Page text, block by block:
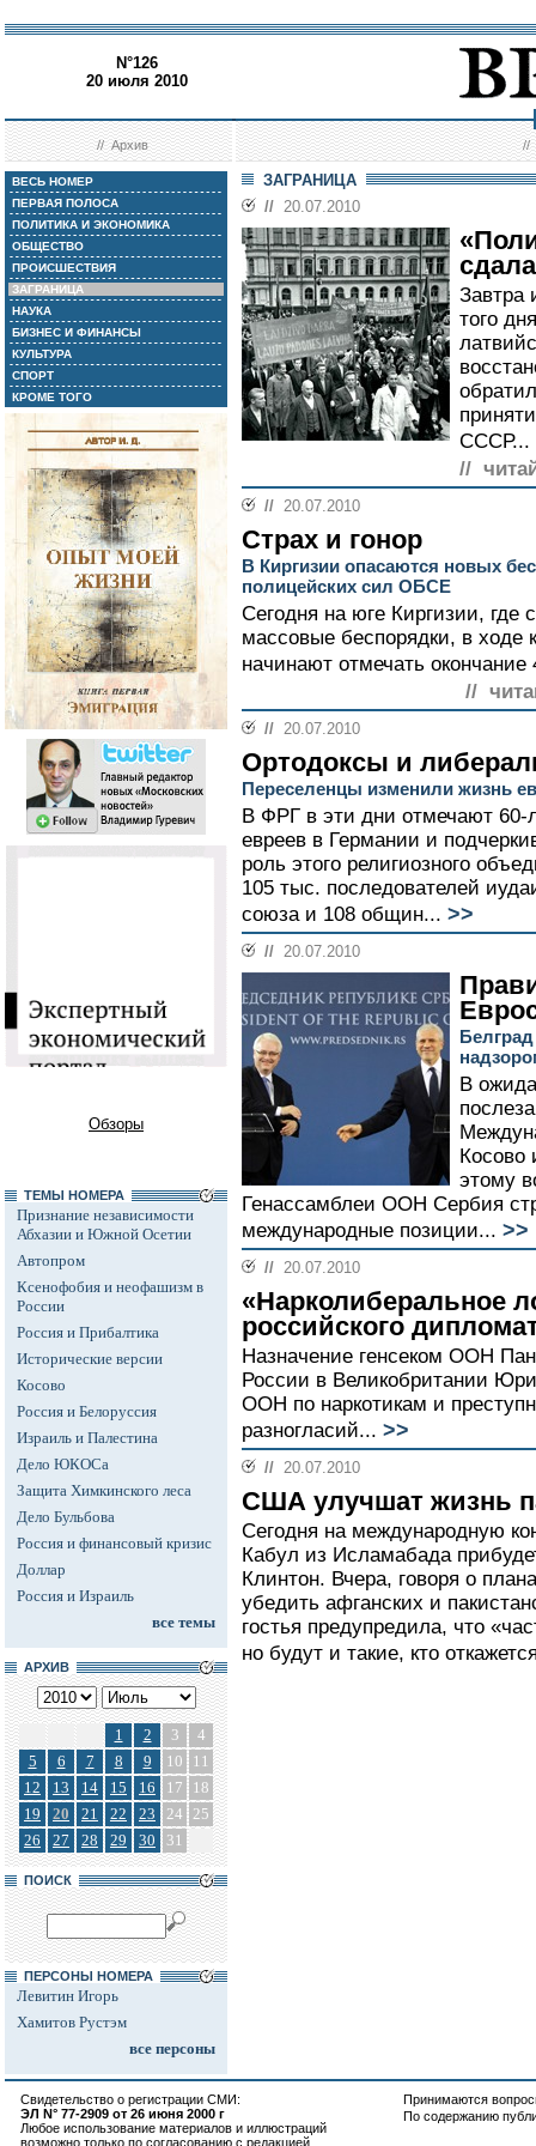
N°126
20 июля 2010
//Архив //
ВЕСЬ НОМЕР
ПЕРВАЯ ПОЛОСА
ПОЛИТИКА И ЭКОНОМИКА
ОБЩЕСТВО
ПРОИСШЕСТВИЯ
ЗАГРАНИЦА
НАУКА
БИЗНЕС И ФИНАНСЫ
КУЛЬТУРА
СПОРТ
КРОМЕ ТОГО
Обзоры
ТЕМЫ НОМЕРА
Признание независимости
Абхазии и Южной Осетии
Автопром
Ксенофобия и неофашизм в
России
Россия и Прибалтика
Исторические версии
Косово
Россия и Белоруссия
Израиль и Палестина
Дело ЮКОСа
Защита Химкинского леса
Дело Бульбова
Россия и финансовый кризис
Доллар
Россия и Израиль
все темы
АРХИВ
1 2 3
4
5
6 7 8 9 10
11
12
13 14 15 16 17
18
19
20 21 22 23 24 25
26
27 28 29 30 31
ПОИСК
ПЕРСОНЫ НОМЕРА
Левитин Игорь
Хамитов Рустэм
все персоны
ЗАГРАНИЦА
// 20.07.2010
Завтра
того
СССР...
//
// 20.07.2010
Страх и гонор
В Киргизии опасаются новых
полицейских сил ОБСЕ
Сегодня на юге Киргизии, где
массовые беспорядки, в ходе
начинают отмечать
//
// 20.07.2010
Ортодоксы и
Переселенцы изменили жизнь
В ФРГ в эти дни отмечают 60-
евреев в Германии и
роль этого религиозного
105 тыс. последователей
союза и 108 общин... >>
// 20.07.2010
В
Косово
этому
Генассамблеи ООН Сербия
международные позиции... >>
// 20.07.2010
«Нарколиберальное
российского
Назначение генсеком ООН
России в Великобритании
ООН по наркотикам и
разногласий... >>
// 20.07.2010
США улучшат жизнь
Сегодня на международную
Кабул из Исламабада
Клинтон. Вчера, говоря о
убедить афганских и
гостья предупредила, что
но будут и такие, кто
Свидетельство о регистрации СМИ:
ЭЛ N° 77-2909 от 26 июня 2000 г
Любое использование материалов и иллюстраций
возможно только по согласованию с редакцией
Принимаются
По содержанию